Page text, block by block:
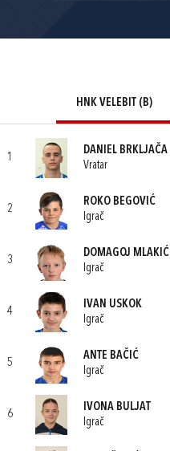
HNK VELEBIT (B)
1
DANIEL BRKLJAČA
Vratar
2
ROKO BEGOVIĆ
Igrač
3
DOMAGOJ MLAKIĆ
Igrač
4
IVAN USKOK
Igrač
5
ANTE BAČIĆ
Igrač
6
IVONA BULJAT
Igrač